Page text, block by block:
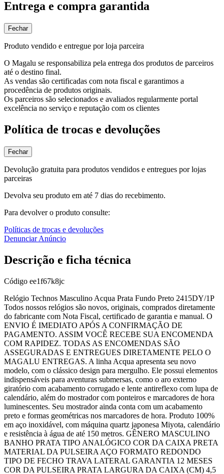
Entrega e compra garantida
Fechar
Produto vendido e entregue por loja parceira
O Magalu se responsabiliza pela entrega dos produtos de parceiros
até o destino final.
As vendas são certificadas com nota fiscal e garantimos a
procedência de produtos originais.
Os parceiros são selecionados e avaliados regularmente portal
excelência no serviço e reputação com os clientes
Política de trocas e devoluções
Fechar
Devolução gratuita para produtos vendidos e entregues por lojas
parceiras
Devolva seu produto em até 7 dias do recebimento.
Para devolver o produto consulte:
Políticas de trocas e devoluções
Denunciar Anúncio
Descrição e ficha técnica
Código ee1f67k8jc
Relógio Technos Masculino Acqua Prata Fundo Preto 2415DY/1P
Todos nossos relógios são novos, originais, comprados diretamente
do fabricante com Nota Fiscal, certificado de garantia e manual. O
ENVIO É IMEDIATO APÓS A CONFIRMAÇÃO DE
PAGAMENTO. ASSIM VOCÊ RECEBE SUA ENCOMENDA
COM RAPIDEZ. TODAS AS ENCOMENDAS SÃO
ASSEGURADAS E ENTREGUES DIRETAMENTE PELO O
MAGALU ENTREGAS. A linha Acqua apresenta seu novo
modelo, com o clássico design para mergulho. Ele possui elementos
indispensáveis para aventuras submersas, como o aro externo
giratório com acabamento corrugado e lente antireflexo com lupa de
calendário, além do mostrador com ponteiros e marcadores de hora
luminescentes. Seu mostrador ainda conta com um acabamento
preto e formas geométricas nos marcadores de hora. Produto 100%
em aço inoxidável, com máquina quartz japonesa Miyota, calendário
e resistência à água de até 150 metros. GÊNERO MASCULINO
BANHO PRATA TIPO ANALÓGICO COR DA CAIXA PRETA
MATERIAL DA PULSEIRA AÇO FORMATO REDONDO
TIPO DE FECHO TRAVA LATERAL GARANTIA 12 MESES
COR DA PULSEIRA PRATA LARGURA DA CAIXA (CM) 4,5